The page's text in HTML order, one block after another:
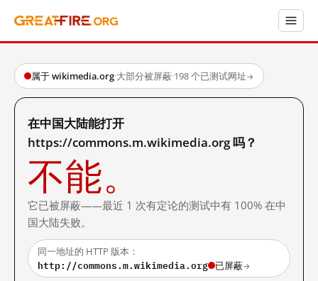
属于 wikimedia.org·大部分被屏蔽·198 个已测试网址→
在中国大陆能打开
https://commons.m.wikimedia.org 吗？
不能。
它已被屏蔽——最近 1 次有定论的测试中有 100% 在中
国大陆失败。
同一地址的 HTTP 版本：
http://commons.m.wikimedia.org 已屏蔽→